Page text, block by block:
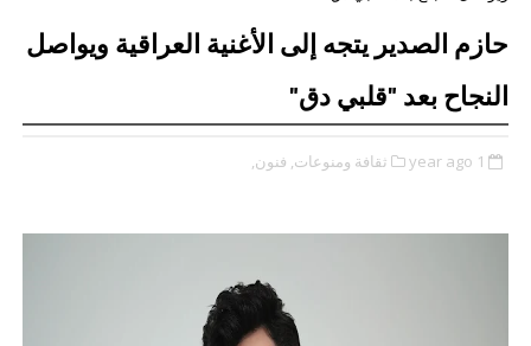
حازم الصدير يتجه إلى الأغنية العراقية ويواصل
النجاح بعد "قلبي دق"
1 year ago ثقافة ومنوعات, فنون,